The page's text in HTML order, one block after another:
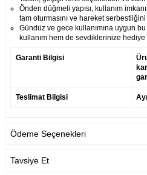
Önden düğmeli yapısı, kullanım
tam oturmasını ve hareket
Gündüz ve gece kullanımına uygun bu
kullanım hem de sevdiklerinize
Garanti Bilgisi
Teslimat Bilgisi
Ödeme Seçenekleri
Tavsiye Et